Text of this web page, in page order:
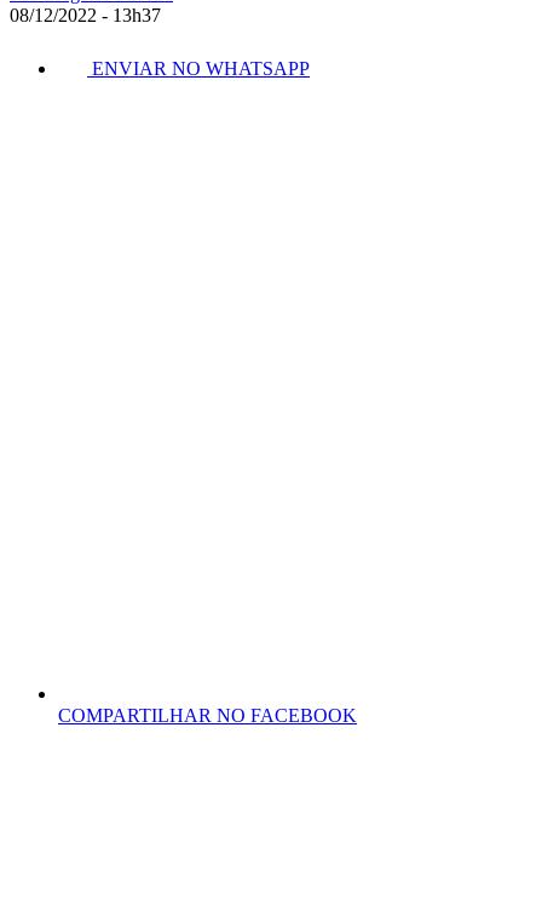
08/12/2022 - 13h37
ENVIAR NO WHATSAPP
COMPARTILHAR NO FACEBOOK